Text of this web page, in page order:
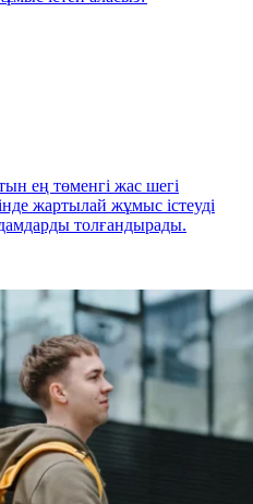
ең төменгі жас шегі
жартылай жұмыс істеуді
толғандырады.